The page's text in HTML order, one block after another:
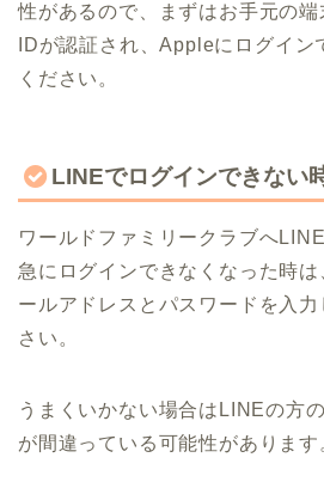
性があるので、まずはお手元の
IDが認証され、Appleにログイン
ください。
LINEでログインできない
ワールドファミリークラブへ
急にログインできなくなった時
ールアドレスとパスワードを入
さい。
うまくいかない場合はLINEの方
が間違っている可能性があります